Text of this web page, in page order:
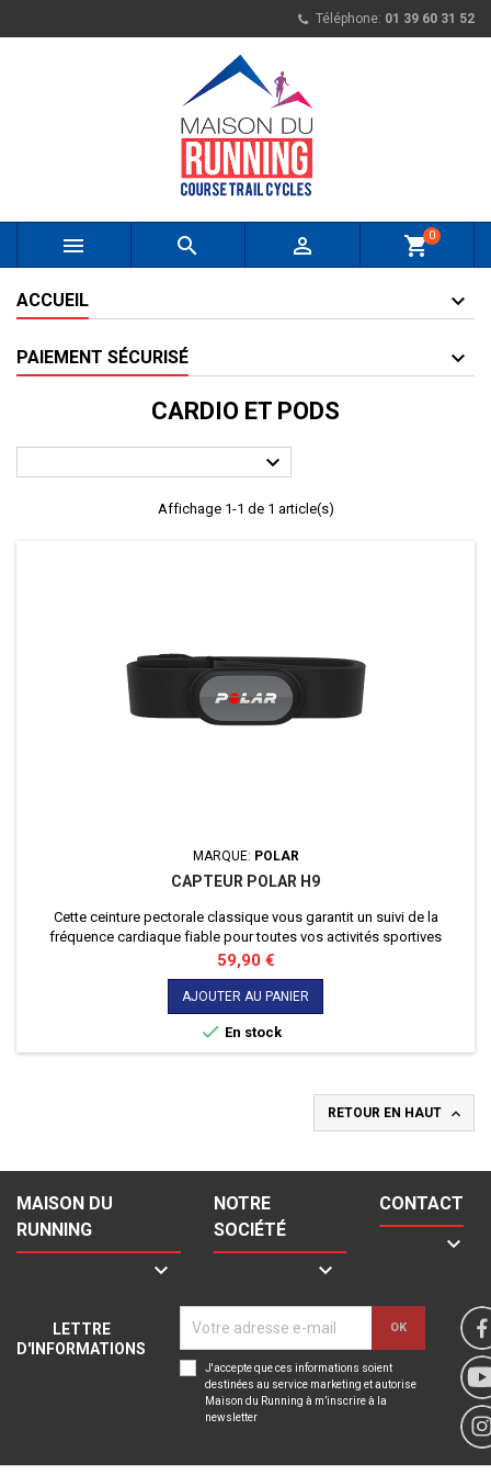
Téléphone: 01 39 60 31 52
   shopping_cart0
ACCUEIL
PAIEMENT SÉCURISÉ
CARDIO ET PODS

Affichage 1-1 de 1 article(s)
MARQUE: POLAR
CAPTEUR POLAR H9
Cette ceinture pectorale classique vous garantit un suivi de la
fréquence cardiaque fiable pour toutes vos activités sportives
quotidiennes. Vous pouvez la connecter à votre application favorite,
votre montre de sport, vos équipements sportifs et votre compteur
vélo.
Prix
59,90 €
AJOUTER AU PANIER
 En stock
RETOUR EN HAUT 
MAISON DU
RUNNING

NOTRE
SOCIÉTÉ

CONTACT

LETTRE
D'INFORMATIONS
J'accepte que ces informations soient
destinées au service marketing et autorise
Maison du Running à m’inscrire à la
newsletter